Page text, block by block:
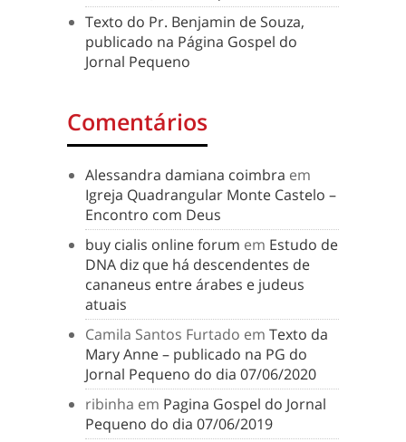
Texto do Pr. Benjamin de Souza,
publicado na Página Gospel do
Jornal Pequeno
Comentários
Alessandra damiana coimbra em
Igreja Quadrangular Monte Castelo –
Encontro com Deus
buy cialis online forum em Estudo de
DNA diz que há descendentes de
cananeus entre árabes e judeus
atuais
Camila Santos Furtado em Texto da
Mary Anne – publicado na PG do
Jornal Pequeno do dia 07/06/2020
ribinha em Pagina Gospel do Jornal
Pequeno do dia 07/06/2019